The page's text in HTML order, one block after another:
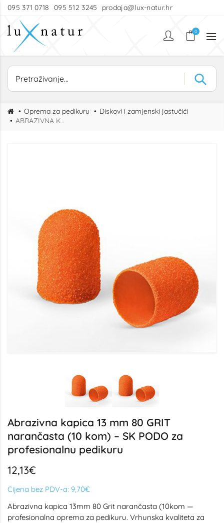
095 371 0718 095 512 3245 prodaja@lux-natur.hr
0
Oprema za pedikuru
Diskovi i zamjenski jastučići
ABRAZIVNA KAPICA 13mm 80 GRIT NARANČASTA (10kom)
Abrazivna kapica 13 mm 80 GRIT
narančasta (10 kom) – SK PODO za
profesionalnu pedikuru
12,13€
Cijena bez PDV-a: 9,70€
Abrazivna kapica 13mm 80 Grit narančasta (10kom —
profesionalna oprema za pedikuru. Vrhunska kvaliteta za